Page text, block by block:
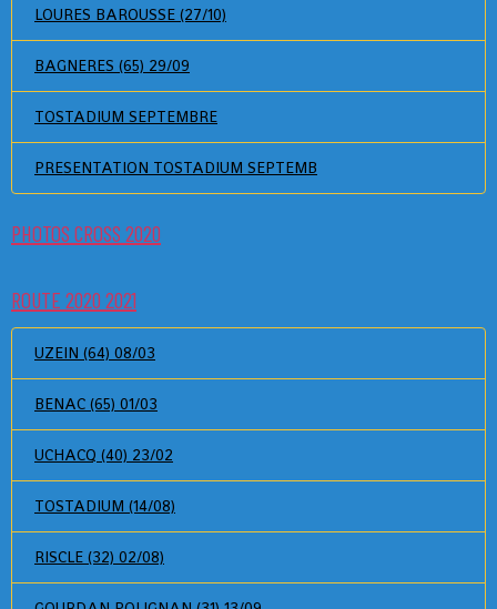
LOURES BAROUSSE (27/10)
BAGNERES (65) 29/09
TOSTADIUM SEPTEMBRE
PRESENTATION TOSTADIUM SEPTEMB
PHOTOS CROSS 2020
ROUTE 2020 2021
UZEIN (64) 08/03
BENAC (65) 01/03
UCHACQ (40) 23/02
TOSTADIUM (14/08)
RISCLE (32) 02/08)